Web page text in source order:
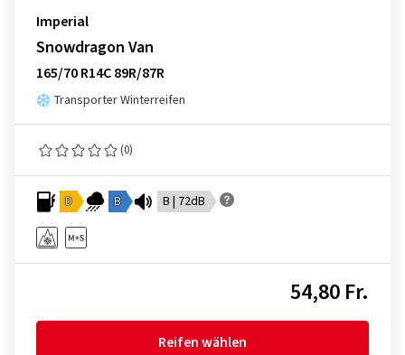
Imperial
Snowdragon Van
165/70 R14C 89R/87R
Transporter Winterreifen
(0)
D B B | 72dB
54,80 Fr.
Reifen wählen